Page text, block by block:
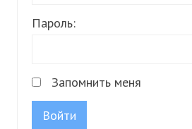
Пароль:
Запомнить меня
Войти